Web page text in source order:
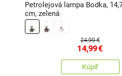
Petrolejová lampa Bodka,
cm, zelená
24,99 €
14,99€
Kúpiť